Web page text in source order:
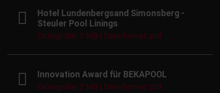
Hotel Lundenbergsand Simonsberg -
Steuler Pool Linings
Dateigröße: 1 MB | Dateiformat: pdf
Innovation Award für BEKAPOOL
Dateigröße: 2 MB | Dateiformat: pdf